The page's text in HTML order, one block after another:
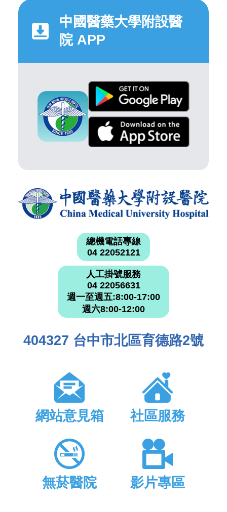
中國醫藥大學附設醫
院 APP
總機電話專線
04 22052121
人工掛號服務
04 22056631
週一至週五:8:00-17:00
週六8:00-12:00
404327 台中市北區育德路2號
網站意見箱 社區服務
無菸醫院 影片專區